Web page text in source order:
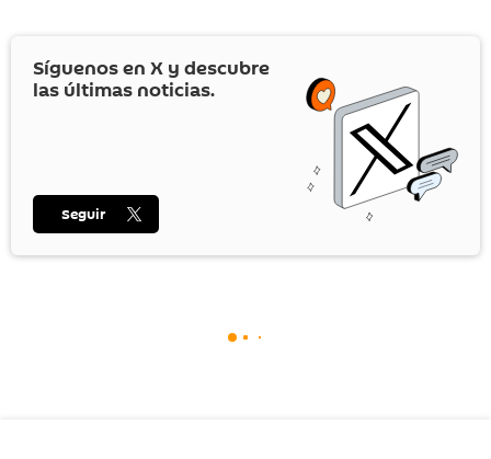
Síguenos en X y descubre
las últimas noticias.
Seguir